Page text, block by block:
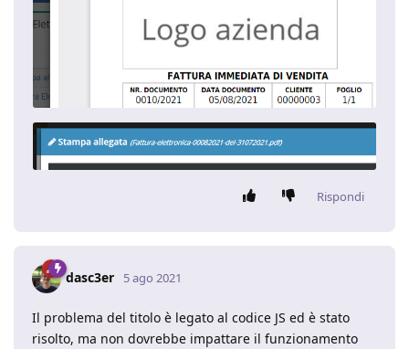
Rispondi
dasc3er 5 ago 2021
Il problema del titolo è legato al codice JS ed è stato
risolto, ma non dovrebbe impattare il funzionamento